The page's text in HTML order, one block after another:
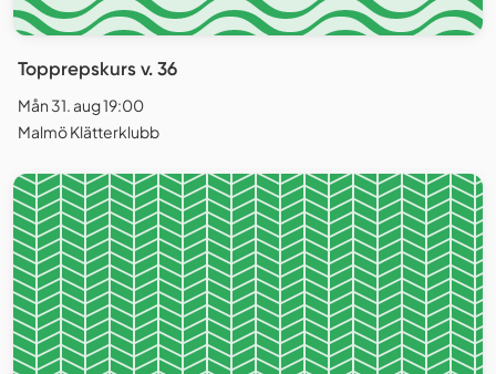
Topprepskurs v. 36
Mån 31. aug 19:00
Malmö Klätterklubb